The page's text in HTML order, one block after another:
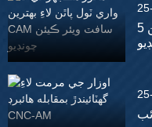
5 سالن لاءِ بهترين CAM سافٽ ويئر ڪيئ